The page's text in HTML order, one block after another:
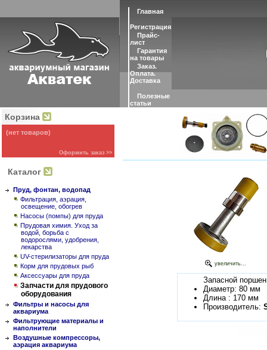
Главная
Регистрация
Прайс-
лист
Гарантия
на товары
Заказ.
Оплата.
Доставка
Полезные
статьи
Корзина
(нет товаров)
Оформить заказ >>
Каталог
Пруд, фонтан, водопад
Фильтрация, аэрация,
освещение, обогрев
Насосы (помпы) для пруда
Прудовая химия. Уход за
водой, борьба с
водорослями, удобрения,
лекарства
UV-стерилизаторы для пруда
Корм для прудовых рыб
Аксессуары для пруда
Запчасти для прудового
оборудования
Фильтры и насосы для
аквариума
Фильтрующие материалы и
наполнители
Воздушные компрессоры,
аэрация аквариума
увеличить...
Запасной
Диаметр: 80 мм
Длина : 170 мм
Производитель: